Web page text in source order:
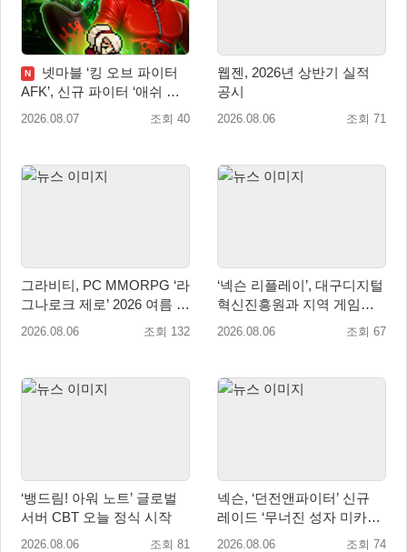
N
넷마블 ‘킹 오브 파이터
AFK’, 신규 파이터 ‘애쉬 크
림존’ 업데이트
2026.08.07 조회 40
웹젠, 2026년 상반기 실적
공시
2026.08.06 조회 71
그라비티, PC MMORPG ‘라
그나로크 제로’ 2026 여름 프
로모션 진행!
2026.08.06 조회 132
‘넥슨 리플레이’, 대구디지털
혁신진흥원과 지역 게임산
업 육성 위한 업무협약 체결
2026.08.06 조회 67
‘뱅드림! 아워 노트’ 글로벌
서버 CBT 오늘 정식 시작
2026.08.06 조회 81
넥슨, ‘던전앤파이터’ 신규
레이드 ‘무너진 성자 미카엘
라’ 업데이트!
2026.08.06 조회 74